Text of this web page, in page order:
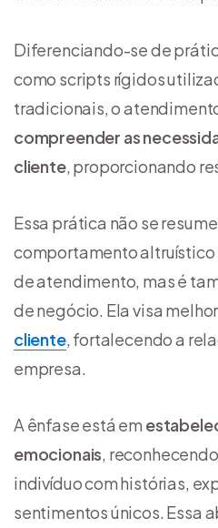
Diferenciando-se de
como scripts rígidos
tradicionais, o
compreender as
cliente, proporcionando
Essa prática não se
comportamento
de atendimento, mas é
de negócio. Ela visa
cliente, fortalecendo a
empresa.
A ênfase está em
emocionais,
indivíduo com histórias,
sentimentos únicos. Essa